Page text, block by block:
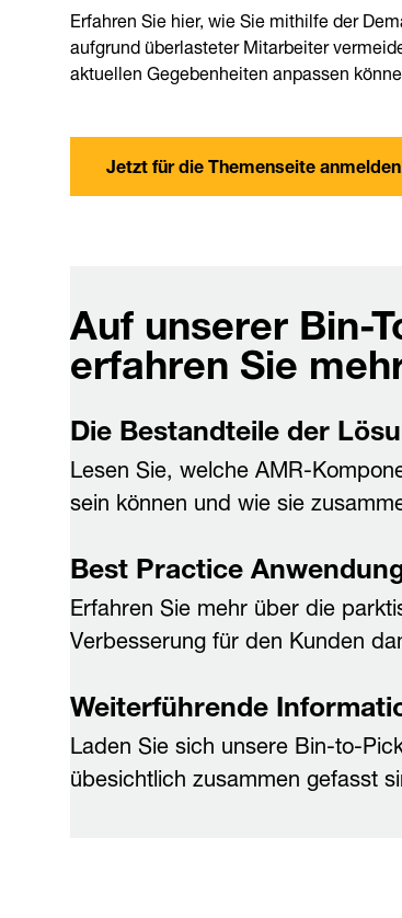
Erfahren Sie hier, wie Sie mithilfe der
aufgrund überlasteter Mitarbeiter
aktuellen Gegebenheiten anpassen
Jetzt für die Themenseite
Auf unserer Bin-
erfahren Sie
Die Bestandteile der
Lesen Sie, welche AMR-
sein können und wie sie
Best Practice
Erfahren Sie mehr über die
Verbesserung für den Kunden
Weiterführende
Laden Sie sich unsere Bin-to-
übesichtlich zusammen gefasst